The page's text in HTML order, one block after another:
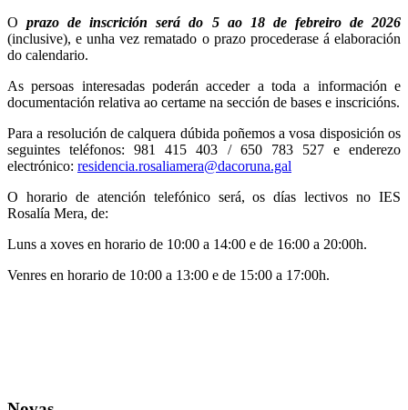
Oprazo de inscrición será do 5 ao 18 de febreiro de 2026
(inclusive), e unha vez rematado o prazo procederase á elaboración
do calendario.
As persoas interesadas poderán acceder a toda a información e
documentación relativa ao certame na sección de bases e inscricións.
Para a resolución de calquera dúbida poñemos a vosa disposición os
seguintes teléfonos: 981 415 403 / 650 783 527 e enderezo
electrónico: residencia.rosaliamera@dacoruna.gal
O horario de atención telefónico será, os días lectivos no IES
Rosalía Mera, de:
Luns a xoves en horario de 10:00 a 14:00 e de 16:00 a 20:00h.
Venres en horario de 10:00 a 13:00 e de 15:00 a 17:00h.